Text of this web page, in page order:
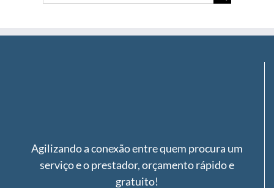
Agilizando a conexão entre quem procura um
serviço e o prestador, orçamento rápido e
gratuito!